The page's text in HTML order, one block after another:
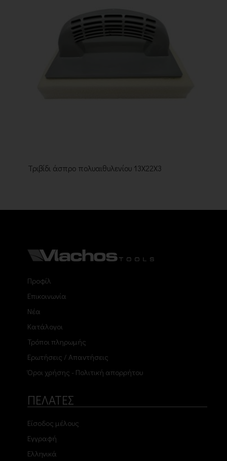
Τριβίδι άσπρο πολυαιθυλενίου 13Χ22Χ3
Προφίλ
Επικοινωνία
Νέα
Κατάλογοι
Τρόποι πληρωμής
Ερωτήσεις / Απαντήσεις
Όροι χρήσης - Πολιτική απορρήτου
ΠΕΛΑΤΕΣ
Είσοδος μέλους
Εγγραφή
Ελληνικά